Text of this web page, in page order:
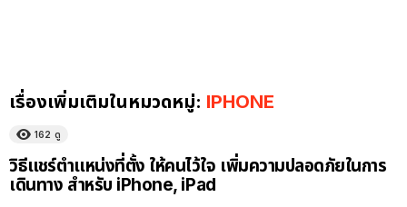
เรื่องเพิ่มเติมในหมวดหมู่: IPHONE
162 ดู
วิธีแชร์ตำแหน่งที่ตั้ง ให้คนไว้ใจ เพิ่มความปลอดภัยในการ
เดินทาง สำหรับ iPhone, iPad